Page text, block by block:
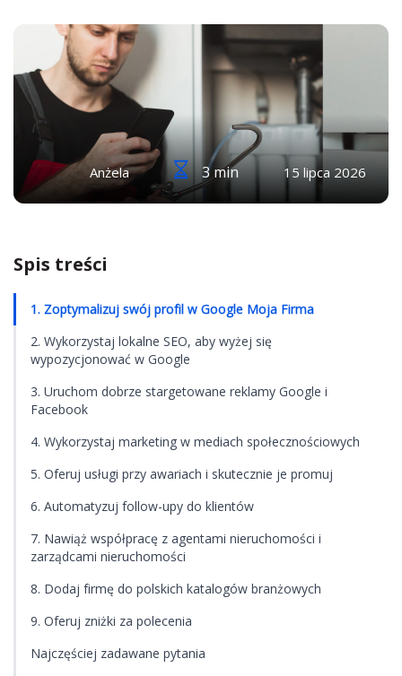
Anżela 3 min 15 lipca 2026
Spis treści
1. Zoptymalizuj swój profil w Google Moja Firma
2. Wykorzystaj lokalne SEO, aby wyżej się
wypozycjonować w Google
3. Uruchom dobrze stargetowane reklamy Google i
Facebook
4. Wykorzystaj marketing w mediach społecznościowych
5. Oferuj usługi przy awariach i skutecznie je promuj
6. Automatyzuj follow-upy do klientów
7. Nawiąż współpracę z agentami nieruchomości i
zarządcami nieruchomości
8. Dodaj firmę do polskich katalogów branżowych
9. Oferuj zniżki za polecenia
Najczęściej zadawane pytania